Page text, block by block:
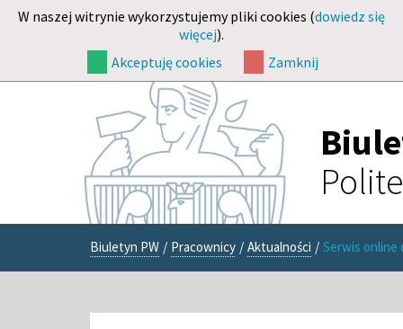
W naszej witrynie wykorzystujemy pliki cookies (dowiedz się
więcej).
Akceptuję cookies
Zamknij
Biuletyn PW / Pracownicy / Aktualności / Serwis online